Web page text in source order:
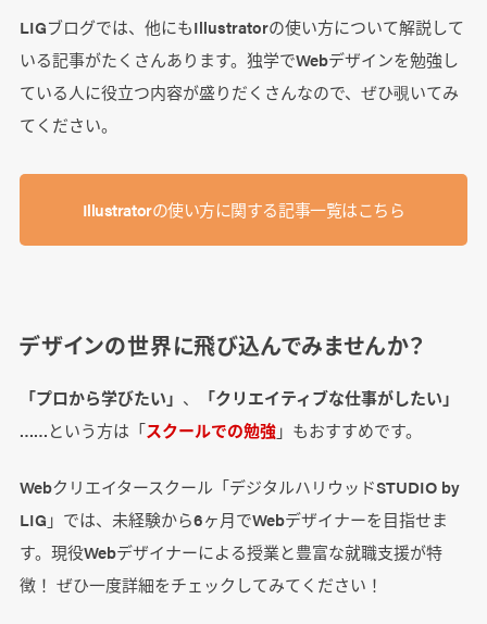
LIGブログでは、他にもIllustratorの使い方について解説して
いる記事がたくさんあります。独学でWebデザインを勉強し
ている人に役立つ内容が盛りだくさんなので、ぜひ覗いてみ
てください。
Illustratorの使い方に関する記事一覧はこちら
デザインの世界に飛び込んでみませんか？
「プロから学びたい」 、
「クリエイティブな仕事がしたい」
……という方は「スクールでの勉強」もおすすめです。
Webクリエイタースクール「デジタルハリウッドSTUDIO by
LIG」では、未経験から6ヶ月でWebデザイナーを目指せま
す。現役Webデザイナーによる授業と豊富な就職支援が特
徴！ ぜひ一度詳細をチェックしてみてください！